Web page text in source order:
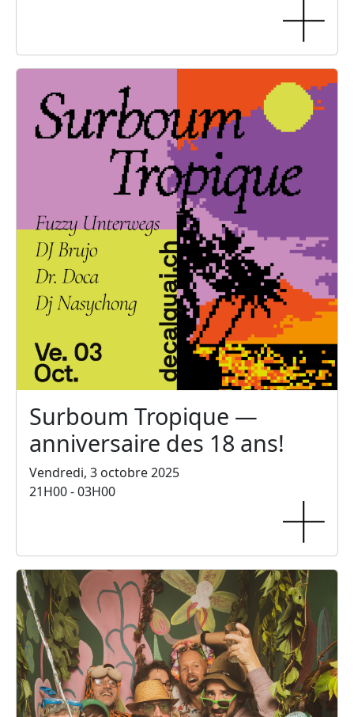
Surboum Tropique —
anniversaire des 18 ans!
Vendredi, 3 octobre 2025
21H00 - 03H00